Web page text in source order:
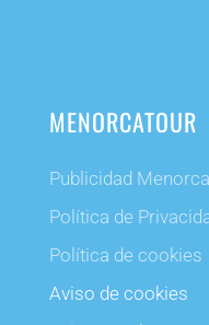
MENORCATOUR
Publicidad
Política de
Política de cookies
Aviso de cookies